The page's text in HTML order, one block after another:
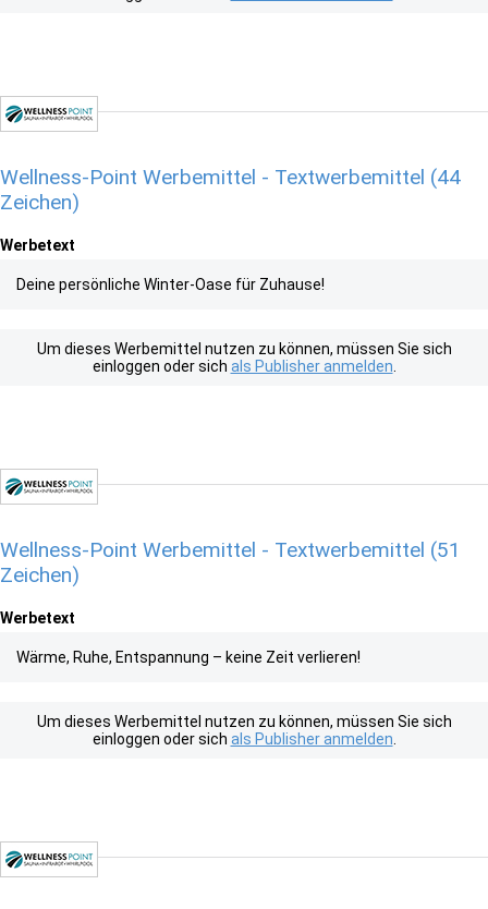
Wellness-Point Werbemittel - Textwerbemittel (44
Zeichen)
Werbetext
Deine persönliche Winter-Oase für Zuhause!
Um dieses Werbemittel nutzen zu können, müssen Sie sich
einloggen oder sich als Publisher anmelden
Wellness-Point Werbemittel - Textwerbemittel (51
Zeichen)
Werbetext
Wärme, Ruhe, Entspannung – keine Zeit verlieren!
Um dieses Werbemittel nutzen zu können, müssen Sie sich
einloggen oder sich als Publisher anmelden